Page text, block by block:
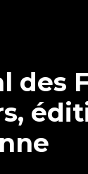
des